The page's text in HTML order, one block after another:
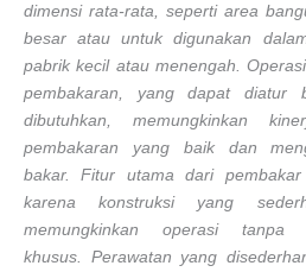
dimensi rata-rata, seperti area
besar atau untuk digunakan
pabrik kecil atau menengah.
pembakaran, yang dapat diatur
dibutuhkan, memungkinkan
pembakaran yang baik dan
bakar. Fitur utama dari
karena konstruksi yang
memungkinkan operasi tanpa
khusus. Perawatan yang